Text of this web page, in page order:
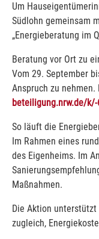
Um
Südlohn gemeinsam
„Energieberatung im
Beratung vor Ort zu
Vom 29. September
Anspruch zu
beteiligung.nrw.de/k/-
So läuft die
Im Rahmen eines
des Eigenheims. Im
Maßnahmen.
Die Aktion
zugleich,